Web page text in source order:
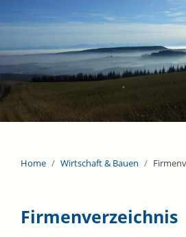
Home Wirtschaft & Bauen
Firmenverzeichnis